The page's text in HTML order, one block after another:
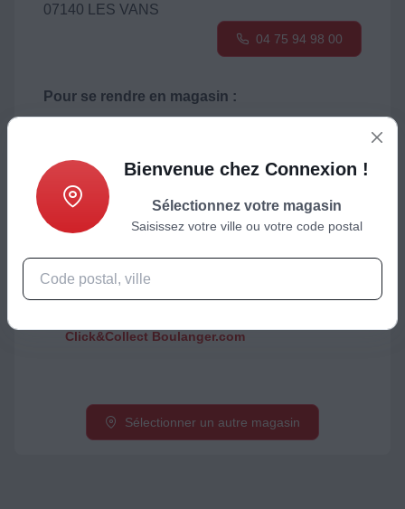
07140 LES VANS
04 75 94 98 00
Pour se rendre en magasin :
Suivez-nous
Sur facebook
Click&Collect Boulanger.com
Sélectionner un autre magasin
Bienvenue chez Connexion !
Sélectionnez votre magasin
Saisissez votre ville ou votre code postal